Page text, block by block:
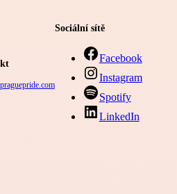
Sociální sítě
Facebook
Instagram
Spotify
LinkedIn